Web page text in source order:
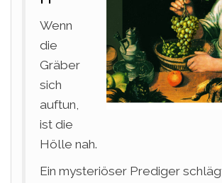
Wenn
die
Gräber
sich
auftun,
ist die
Hölle nah.
Ein mysteriöser Prediger